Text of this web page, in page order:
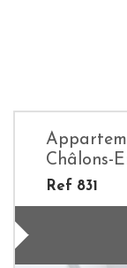
Châlons-
Ref 831